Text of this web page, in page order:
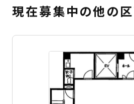
現在募集中の他の